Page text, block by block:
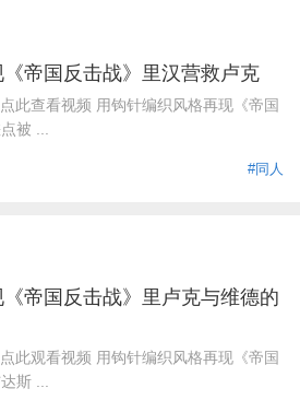
帝国反击战》里汉营救卢克
此查看视频 用钩针编织风格再现《帝国
被 ...
#同人
帝国反击战》里卢克与维德的
此观看视频 用钩针编织风格再现《帝国
斯 ...